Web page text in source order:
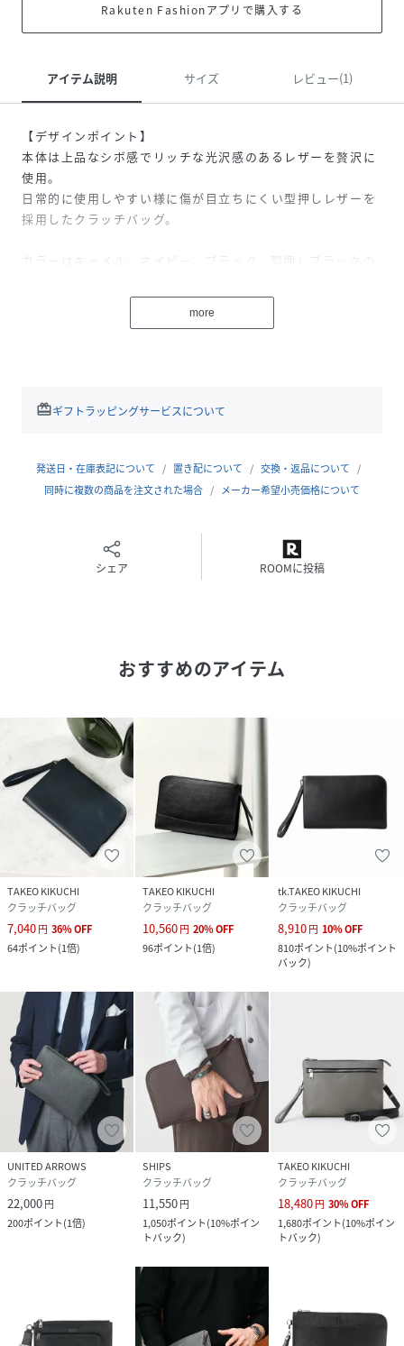
Rakuten Fashionアプリで購入する
アイテム説明 サイズ レビュー(1)
【デザインポイント】
本体は上品なシボ感でリッチな光沢感のあるレザーを贅沢に
使用。
日常的に使用しやすい様に傷が目立ちにくい型押しレザーを
採用したクラッチバッグ。
カラーはキャメル、ネイビー、ブラック、型押しブラックの
キャメル(042)カラーは、薄金のメッキの金具が上品な仕上
※ポケット数:内側×4
り、若干製品と画像のカラーが異なる場合もございます。
牛革
品番
99990907001355-019-00 JM5600)
more
redeemギフトラッピングサービスについて
発送日・在庫表記について 置き配について
交換・返品について
同時に複数の商品を注文された場合
メーカー希望小売価格について
シェア ROOMに投稿
おすすめのアイテム
TAKEO KIKUCHI
クラッチバッグ
7,040円 36%OFF
64ポイント(1倍)
TAKEO KIKUCHI
クラッチバッグ
10,560円 20%OFF
96ポイント(1倍)
tk.TAKEO KIKUCHI
クラッチバッグ
8,910円 10%OFF
810ポイント(10%ポイント
バック)
UNITED ARROWS
クラッチバッグ
22,000円
200ポイント(1倍)
SHIPS
クラッチバッグ
11,550円
1,050ポイント(10%ポイン
トバック)
TAKEO KIKUCHI
クラッチバッグ
18,480円 30%OFF
1,680ポイント(10%ポイン
トバック)